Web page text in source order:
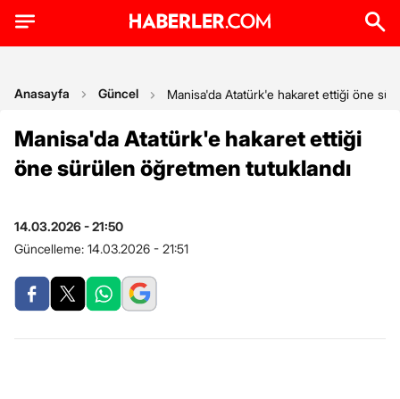
Anasayfa Güncel Manisa'da Atatürk'e hakaret ettiği öne
Manisa'da Atatürk'e hakaret ettiği
öne sürülen öğretmen tutuklandı
14.03.2026 - 21:50
Güncelleme: 14.03.2026 - 21:51